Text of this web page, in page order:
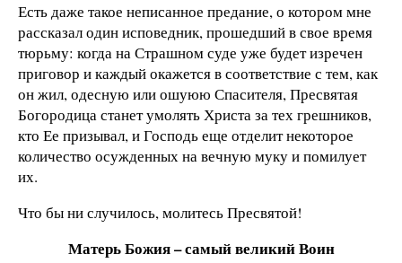
Есть даже такое неписанное предание, о котором мне
рассказал один исповедник, прошедший в свое время
тюрьму: когда на Страшном суде уже будет изречен
приговор и каждый окажется в соответствие с тем, как
он жил, одесную или ошуюю Спасителя, Пресвятая
Богородица станет умолять Христа за тех грешников,
кто Ее призывал, и Господь еще отделит некоторое
количество осужденных на вечную муку и помилует
их.
Что бы ни случилось, молитесь Пресвятой!
Матерь Божия – самый великий Воин